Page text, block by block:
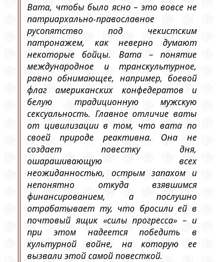
Вата, чтобы было ясно – это вовсе не
патриархально-православное
русопятство под чекистским
патронажем, как неверно думают
некоторые бойцы. Вата – понятие
международное и транскультурное,
равно обнимающее, например, боевой
флаг американских конфедератов и
белую традиционную мужскую
сексуальность. Главное отличие ваты
от цивилизации в том, что вата по
своей природе реактивна. Она не
создает повестку дня,
ошарашивающую всех
неожиданностью, острым запахом и
непонятно откуда взявшимся
финансированием, а послушно
отрабатывает ту, что бросили ей в
почтовый ящик «силы прогресса» – и
при этом надеется победить в
культурной войне, на которую ее
вызвали этой самой повесткой.